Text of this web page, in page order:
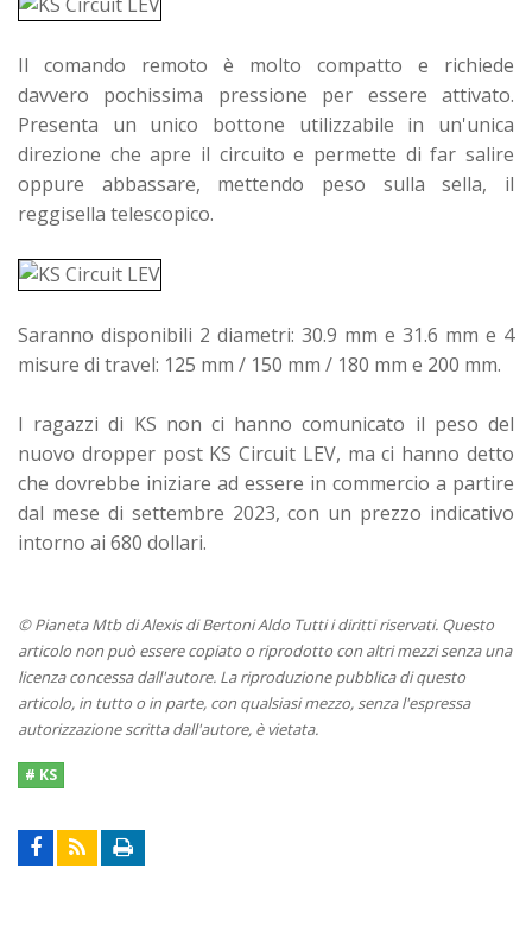
Il comando remoto è molto compatto e richiede
davvero pochissima pressione per essere attivato.
Presenta un unico bottone utilizzabile in un'unica
direzione che apre il circuito e permette di far salire
oppure abbassare, mettendo peso sulla sella, il
reggisella telescopico.
Saranno disponibili 2 diametri: 30.9 mm e 31.6 mm e 4
misure di travel: 125 mm / 150 mm / 180 mm e 200 mm.
I ragazzi di KS non ci hanno comunicato il peso del
nuovo dropper post KS Circuit LEV, ma ci hanno detto
che dovrebbe iniziare ad essere in commercio a partire
dal mese di settembre 2023, con un prezzo indicativo
intorno ai 680 dollari.
© Pianeta Mtb di Alexis di Bertoni Aldo Tutti i diritti riservati. Questo
articolo non può essere copiato o riprodotto con altri mezzi senza una
licenza concessa dall'autore. La riproduzione pubblica di questo
articolo, in tutto o in parte, con qualsiasi mezzo, senza l'espressa
autorizzazione scritta dall'autore, è vietata.
# KS